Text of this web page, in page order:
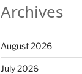
Archives
August 2026
July 2026